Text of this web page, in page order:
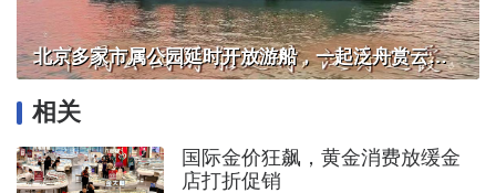
北京多家市属公园延时开放游船，一起泛舟赏云霞！
相关
国际金价狂飙，黄金消费放缓金
店打折促销